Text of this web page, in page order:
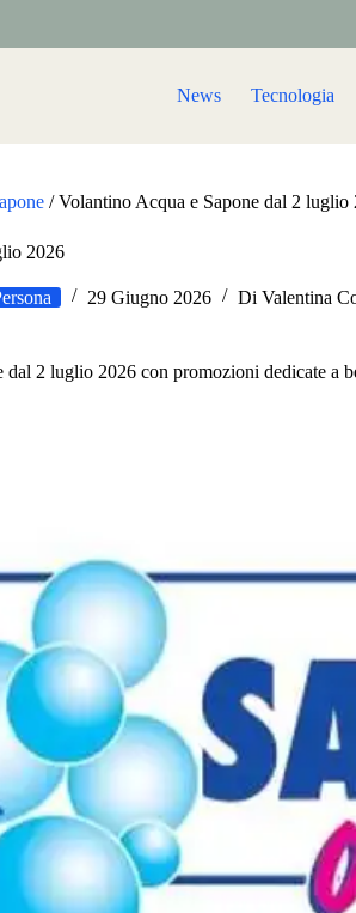
News Tecnologia
/Volantino Acqua e Sapone dal 2 luglio
2026
29 Giugno 2026 Di Valentina
2 luglio 2026 con promozioni dedicate a